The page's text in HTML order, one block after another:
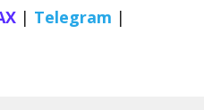
| Telegram |